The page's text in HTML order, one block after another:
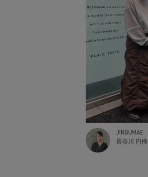
JINGUMAE
長谷川 円樺